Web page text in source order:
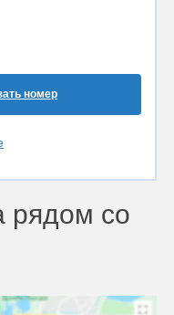
номер
рядом со